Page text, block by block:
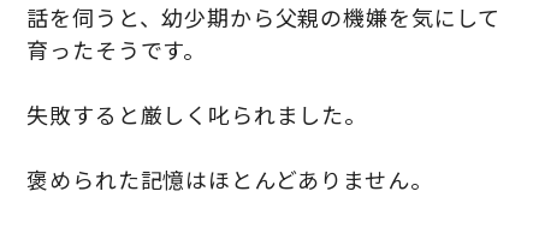
話を伺うと、幼少期から父親の機嫌を気にして
育ったそうです。
失敗すると厳しく叱られました。
褒められた記憶はほとんどありません。